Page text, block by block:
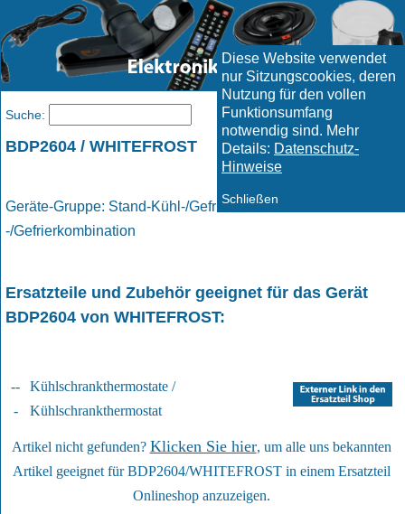
Diese Website verwendet
nur Sitzungscookies, deren
Nutzung für den vollen
Funktionsumfang
notwendig sind. Mehr
Details: Datenschutz-
Hinweise
Schließen
BDP2604 / WHITEFROST
Geräte-Gruppe: Stand-Kühl-/Gefrierkombination / Kühl
-/Gefrierkombination
Ersatzteile und Zubehör geeignet für das Gerät
BDP2604 von WHITEFROST:
--
-
Kühlschrankthermostate /
Kühlschrankthermostat
Artikel nicht gefunden? Klicken Sie hier, um alle uns bekannten
Artikel geeignet für BDP2604/WHITEFROST in einem Ersatzteil
Onlineshop anzuzeigen.
Suche: